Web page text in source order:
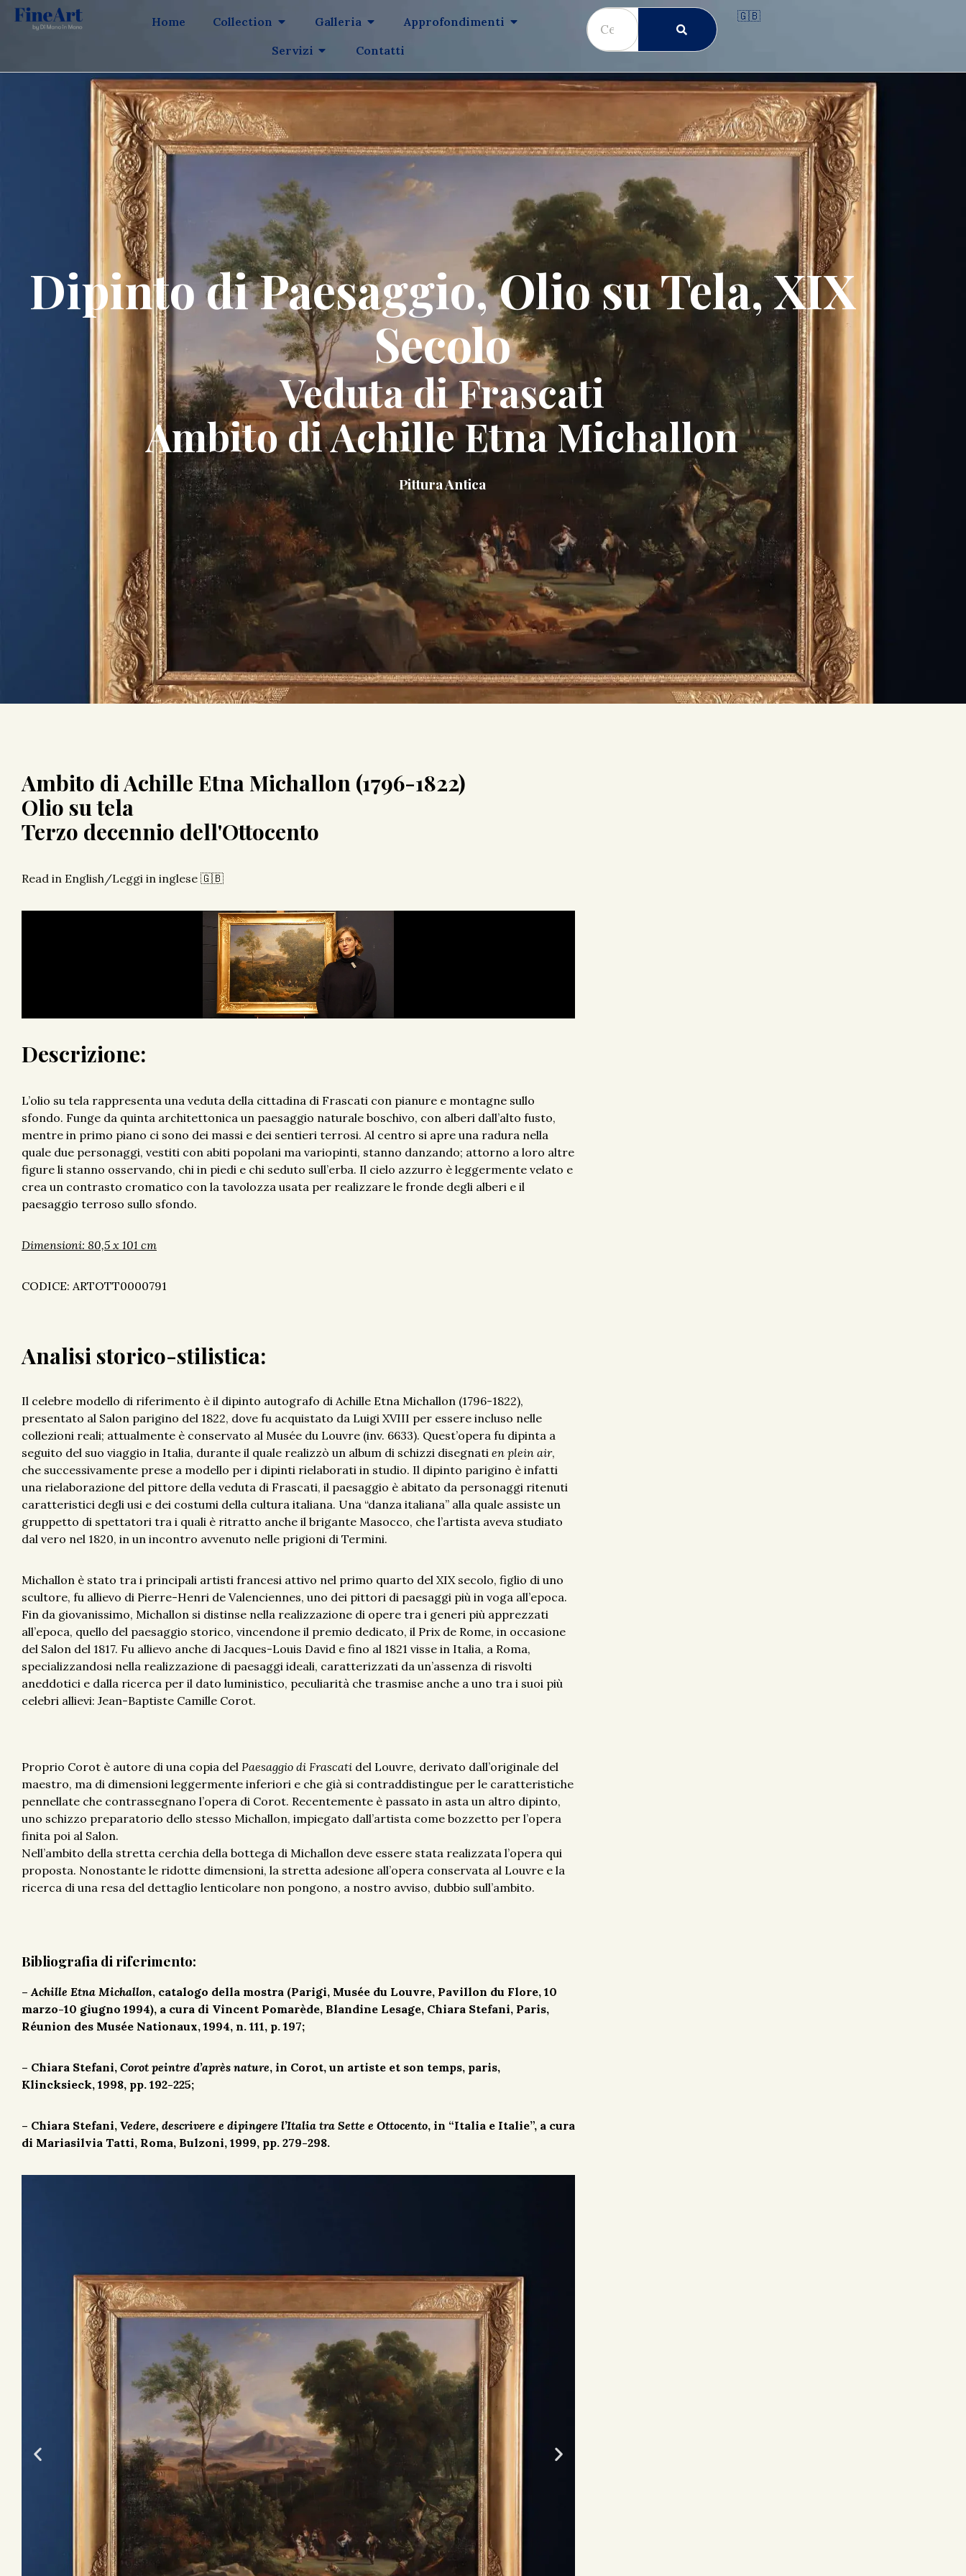
Home Collection Galleria
Approfondimenti
Servizi
Contatti
🇬🇧
Dipinto di Paesaggio, Olio su Tela, XIX
Secolo
Veduta di Frascati
Ambito di Achille Etna Michallon
Pittura Antica
Ambito di Achille Etna Michallon (1796-1822)
Olio su tela
Terzo decennio dell'Ottocento
Read in English/Leggi in inglese 🇬🇧
Descrizione:
L’olio su tela rappresenta una veduta della cittadina di Frascati con pianure e montagne sullo
sfondo. Funge da quinta architettonica un paesaggio naturale boschivo, con alberi dall’alto fusto,
mentre in primo piano ci sono dei massi e dei sentieri terrosi. Al centro si apre una radura nella
quale due personaggi, vestiti con abiti popolani ma variopinti, stanno danzando; attorno a loro altre
figure li stanno osservando, chi in piedi e chi seduto sull’erba. Il cielo azzurro è leggermente velato e
crea un contrasto cromatico con la tavolozza usata per realizzare le fronde degli alberi e il
paesaggio terroso sullo sfondo.
Dimensioni: 80,5 x 101 cm
CODICE: ARTOTT0000791
Analisi storico-stilistica:
Il celebre modello di riferimento è il dipinto autografo di Achille Etna Michallon (1796-1822),
presentato al Salon parigino del 1822, dove fu acquistato da Luigi XVIII per essere incluso nelle
collezioni reali; attualmente è conservato al Musée du Louvre (inv. 6633). Quest’opera fu dipinta a
seguito del suo viaggio in Italia, durante il quale realizzò un album di schizzi disegnati en plein air,
che successivamente prese a modello per i dipinti rielaborati in studio. Il dipinto parigino è infatti
una rielaborazione del pittore della veduta di Frascati, il paesaggio è abitato da personaggi ritenuti
caratteristici degli usi e dei costumi della cultura italiana. Una “danza italiana” alla quale assiste un
gruppetto di spettatori tra i quali è ritratto anche il brigante Masocco, che l’artista aveva studiato
dal vero nel 1820, in un incontro avvenuto nelle prigioni di Termini.
Michallon è stato tra i principali artisti francesi attivo nel primo quarto del XIX secolo, figlio di uno
scultore, fu allievo di Pierre-Henri de Valenciennes, uno dei pittori di paesaggi più in voga all’epoca.
Fin da giovanissimo, Michallon si distinse nella realizzazione di opere tra i generi più apprezzati
all’epoca, quello del paesaggio storico, vincendone il premio dedicato, il Prix de Rome, in occasione
del Salon del 1817. Fu allievo anche di Jacques-Louis David e fino al 1821 visse in Italia, a Roma,
specializzandosi nella realizzazione di paesaggi ideali, caratterizzati da un’assenza di risvolti
aneddotici e dalla ricerca per il dato luministico, peculiarità che trasmise anche a uno tra i suoi più
celebri allievi: Jean-Baptiste Camille Corot.
Proprio Corot è autore di una copia del Paesaggio di Frascati del Louvre, derivato dall’originale del
maestro, ma di dimensioni leggermente inferiori e che già si contraddistingue per le caratteristiche
pennellate che contrassegnano l’opera di Corot. Recentemente è passato in asta un altro dipinto,
uno schizzo preparatorio dello stesso Michallon, impiegato dall’artista come bozzetto per l’opera
finita poi al Salon.
Nell’ambito della stretta cerchia della bottega di Michallon deve essere stata realizzata l’opera qui
proposta. Nonostante le ridotte dimensioni, la stretta adesione all’opera conservata al Louvre e la
ricerca di una resa del dettaglio lenticolare non pongono, a nostro avviso, dubbio sull’ambito.
Bibliografia di riferimento:
–Achille Etna Michallon, catalogo della mostra (Parigi, Musée du Louvre, Pavillon du Flore, 10
marzo-10 giugno 1994), a cura di Vincent Pomarède, Blandine Lesage, Chiara Stefani, Paris,
Réunion des Musée Nationaux, 1994, n. 111, p. 197;
– Chiara Stefani, Corot peintre d’après nature, in Corot, un artiste et son temps, paris,
Klincksieck, 1998, pp. 192-225;
– Chiara Stefani, Vedere, descrivere e dipingere l’Italia tra Sette e Ottocento, in “Italia e Italie”, a cura
di Mariasilvia Tatti, Roma, Bulzoni, 1999, pp. 279-298.